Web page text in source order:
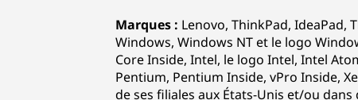
Marques : Lenovo, ThinkPad,
Windows, Windows NT et le logo
Core Inside, Intel, le logo Intel, Intel
Pentium, Pentium Inside, vPro Inside,
de ses filiales aux États-Unis et/ou